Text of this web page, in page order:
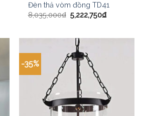
Đèn thả vòm đồng TD41
8,035,000₫ 5,222,750₫
-35%